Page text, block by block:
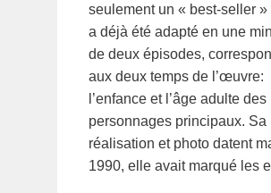
seulement un « best-seller »
a déjà été adapté en une
de deux épisodes,
aux deux temps de l’œuvre:
l’enfance et l’âge adulte des
personnages principaux. Sa
réalisation et photo datent
1990, elle avait marqué les